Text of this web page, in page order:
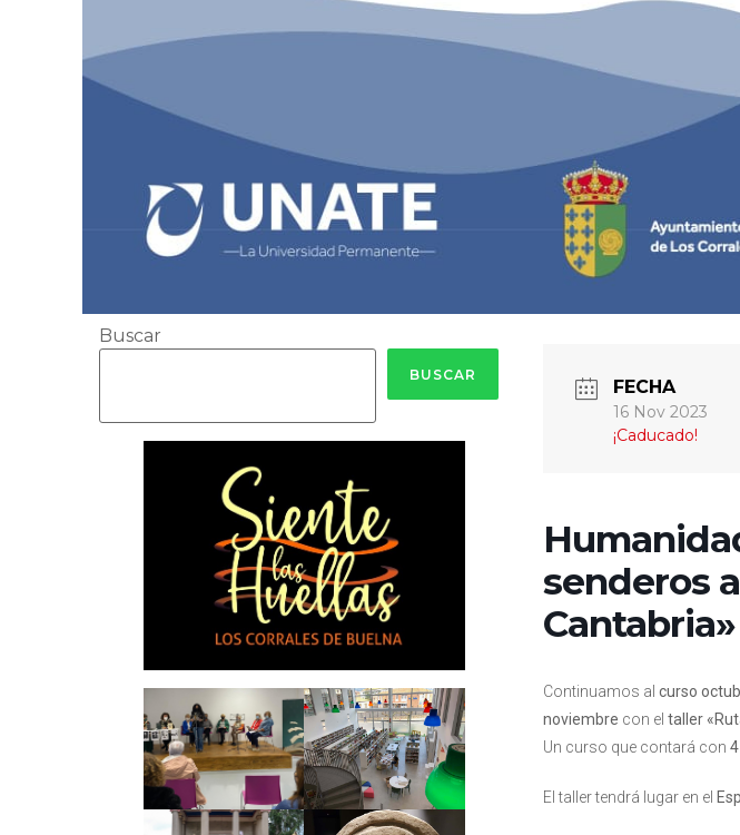
Buscar
BUSCAR
FECHA
16 Nov 2023
¡Caducado!
senderos
Cantabria»
Continuamos al curso
noviembre con el taller
Un curso que contará con
El taller tendrá lugar en el